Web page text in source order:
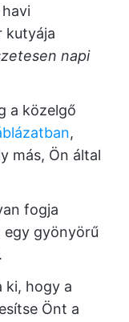
kutyája
napi
a közelgő
,
más, Ön által
fogja
egy gyönyörű
ki, hogy a
Önt a